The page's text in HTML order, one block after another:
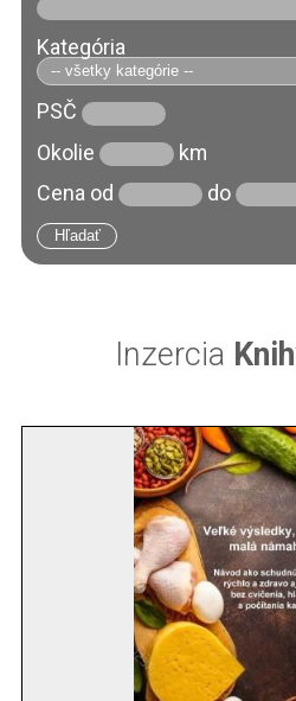
Kategória
PSČ
Okolie
km
Cena od do
Inzercia